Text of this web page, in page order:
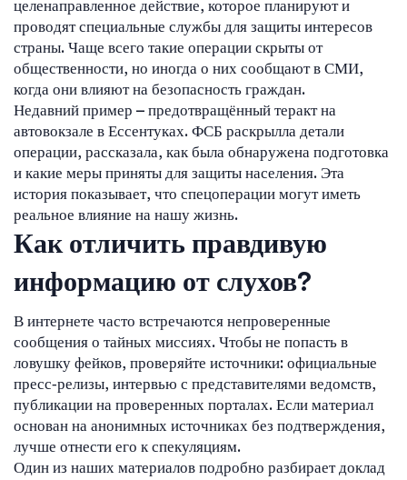
целенаправленное действие, которое планируют и
проводят специальные службы для защиты интересов
страны. Чаще всего такие операции скрыты от
общественности, но иногда о них сообщают в СМИ,
когда они влияют на безопасность граждан.
Недавний пример – предотвращённый теракт на
автовокзале в Ессентуках. ФСБ раскрылла детали
операции, рассказала, как была обнаружена подготовка
и какие меры приняты для защиты населения. Эта
история показывает, что спецоперации могут иметь
реальное влияние на нашу жизнь.
Как отличить правдивую
информацию от слухов?
В интернете часто встречаются непроверенные
сообщения о тайных миссиях. Чтобы не попасть в
ловушку фейков, проверяйте источники: официальные
пресс‑релизы, интервью с представителями ведомств,
публикации на проверенных порталах. Если материал
основан на анонимных источниках без подтверждения,
лучше отнести его к спекуляциям.
Один из наших материалов подробно разбирает доклад